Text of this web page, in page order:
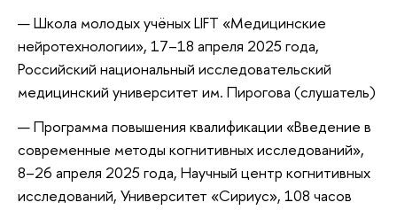
Школа молодых учёных LIFT «Медицинские
нейротехнологии», 17–18 апреля 2025 года,
Российский национальный исследовательский
медицинский университет им. Пирогова (слушатель)
Программа повышения квалификации «Введение в
современные методы когнитивных исследований»,
8–26 апреля 2025 года, Научный центр когнитивных
исследований, Университет «Сириус», 108 часов